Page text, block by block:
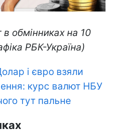
обмінниках на 10
РБК-Україна)
і євро взяли
курс валют НБУ
тут пальне